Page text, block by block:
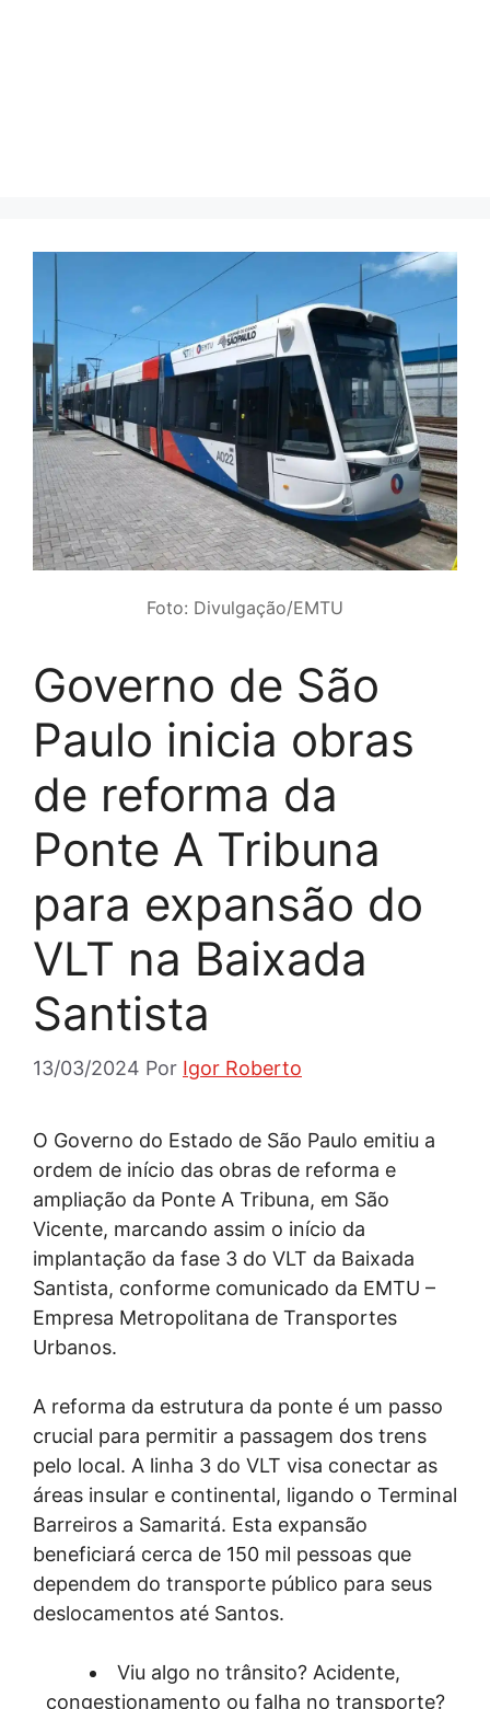
Foto: Divulgação/EMTU
Governo de São
Paulo inicia obras
de reforma da
Ponte A Tribuna
para expansão do
VLT na Baixada
Santista
13/03/2024 Por Igor Roberto
O Governo do Estado de São Paulo emitiu a
ordem de início das obras de reforma e
ampliação da Ponte A Tribuna, em São
Vicente, marcando assim o início da
implantação da fase 3 do VLT da Baixada
Santista, conforme comunicado da EMTU –
Empresa Metropolitana de Transportes
Urbanos.
A reforma da estrutura da ponte é um passo
crucial para permitir a passagem dos trens
pelo local. A linha 3 do VLT visa conectar as
áreas insular e continental, ligando o Terminal
Barreiros a Samaritá. Esta expansão
beneficiará cerca de 150 mil pessoas que
dependem do transporte público para seus
deslocamentos até Santos.
Viu algo no trânsito? Acidente,
congestionamento ou falha no transporte?